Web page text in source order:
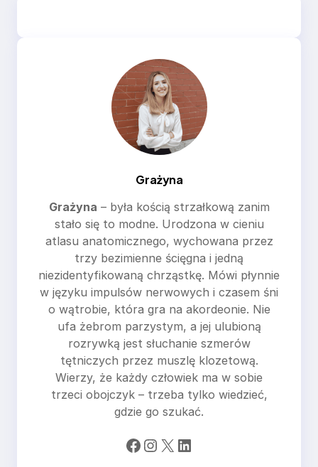
Grażyna
Grażyna – była kością strzałkową zanim
stało się to modne. Urodzona w cieniu
atlasu anatomicznego, wychowana przez
trzy bezimienne ścięgna i jedną
niezidentyfikowaną chrząstkę. Mówi płynnie
w języku impulsów nerwowych i czasem śni
o wątrobie, która gra na akordeonie. Nie
ufa żebrom parzystym, a jej ulubioną
rozrywką jest słuchanie szmerów
tętniczych przez muszlę klozetową.
Wierzy, że każdy człowiek ma w sobie
trzeci obojczyk – trzeba tylko wiedzieć,
gdzie go szukać.
Facebook Instagram X LinkedIn